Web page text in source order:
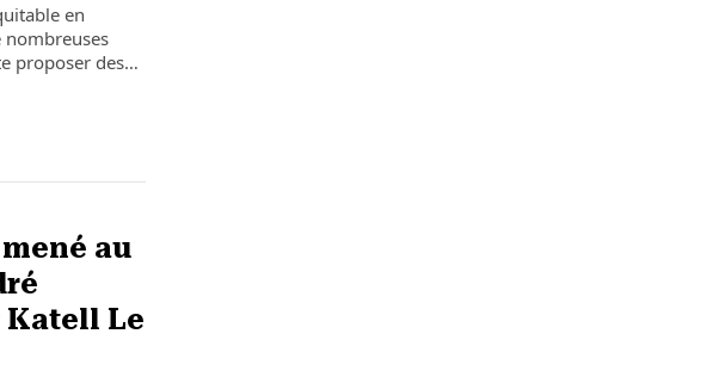
en
proposer des…
mené au
Katell Le